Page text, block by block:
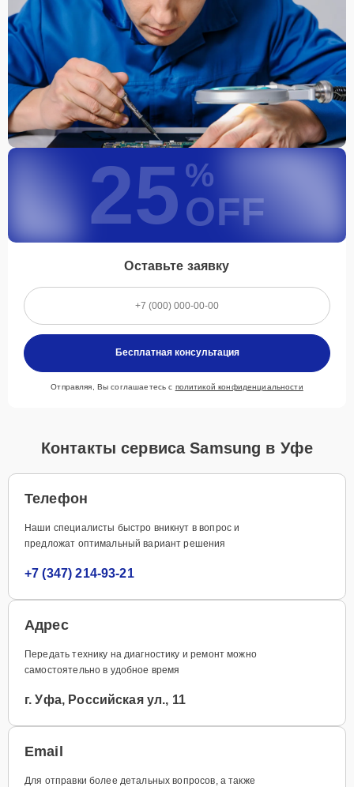
25 %
OFF
Оставьте заявку
Бесплатная консультация
Отправляя, Вы соглашаетесь с политикой конфиденциальности
Контакты сервиса Samsung в Уфе
Телефон
Наши специалисты быстро вникнут в вопрос и
предложат оптимальный вариант решения
+7 (347) 214-93-21
Адрес
Передать технику на диагностику и ремонт можно
самостоятельно в удобное время
г. Уфа, Российская ул., 11
Email
Для отправки более детальных вопросов, а также